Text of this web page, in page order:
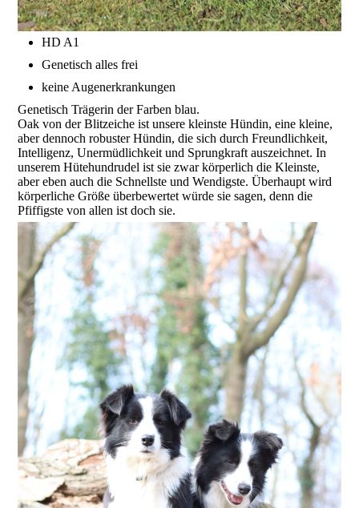
HD A1
Genetisch alles frei
keine Augenerkrankungen
Genetisch Trägerin der Farben blau.
Oak von der Blitzeiche ist unsere kleinste Hündin, eine kleine,
aber dennoch robuster Hündin, die sich durch Freundlichkeit,
Intelligenz, Unermüdlichkeit und Sprungkraft auszeichnet. In
unserem Hütehundrudel ist sie zwar körperlich die Kleinste,
aber eben auch die Schnellste und Wendigste. Überhaupt wird
körperliche Größe überbewertet würde sie sagen, denn die
Pfiffigste von allen ist doch sie.